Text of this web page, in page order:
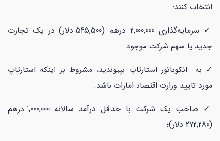
انتخاب کنند:
✓ سرمایه‌گذاری 2,000,000 درهم (545,500 دلار) در یک تجارت
جدید یا سهم شرکت موجود.
✓ به انکوباتور استارتاپ بپیوندید، مشروط بر اینکه استارتاپ
مورد تایید وزارت اقتصاد امارات باشد.
✓ صاحب یک شرکت با حداقل درآمد سالانه 1,000,000 درهم
(272,280 دلار)؛